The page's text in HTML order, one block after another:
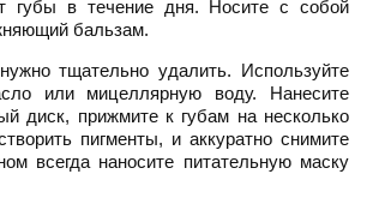
губы в течение дня. Носите с собой
бальзам.
тщательно удалить. Используйте
или мицеллярную воду. Нанесите
диск, прижмите к губам на несколько
пигменты, и аккуратно снимите
всегда наносите питательную маску